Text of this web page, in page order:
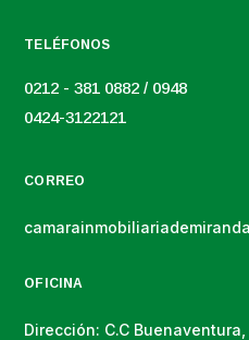
TELÉFONOS
0212 - 381 0882 / 0948
0424-3122121
CORREO
OFICINA
Dirección: C.C Buenaventura,